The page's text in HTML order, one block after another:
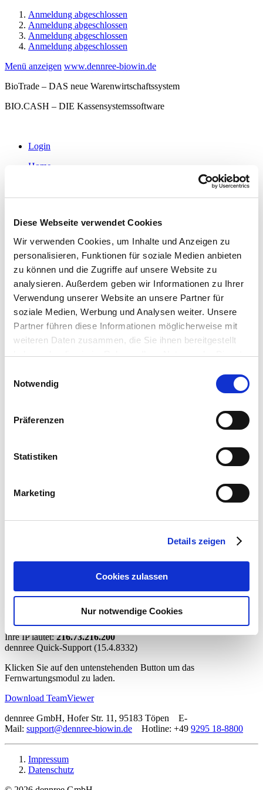
Diese Webseite verwendet Cookies
Wir verwenden Cookies, um Inhalte und Anzeigen zu
personalisieren, Funktionen für soziale Medien anbieten
zu können und die Zugriffe auf unsere Website zu
analysieren. Außerdem geben wir Informationen zu Ihrer
Verwendung unserer Website an unsere Partner für
soziale Medien, Werbung und Analysen weiter. Unsere
Partner führen diese Informationen möglicherweise mit
weiteren Daten zusammen, die Sie ihnen bereitgestellt
haben oder die sie im Rahmen Ihrer Nutzung der Dienste
Notwendig
Präferenzen
Statistiken
Marketing
Details zeigen
Cookies zulassen
Nur notwendige Cookies
Anmeldung abgeschlossen
Anmeldung abgeschlossen
Anmeldung abgeschlossen
Anmeldung abgeschlossen
Menü anzeigen www.dennree-biowin.de
BioTrade – DAS neue Warenwirtschaftssystem
BIO.CASH – DIE Kassensystemssoftware
Login
Home
BioTrade
BIO.CASH
Waagenkommunikation
Hardware
Kassen
Kassen-Peripherie
MDE-Geräte
Zubehör
Service
Support
Kontakt
Newsletter
www.dennree-biowin.de
Anmeldung
Newsletter
Abmeldung
Anmeldung abgeschlossen
Ihre Anmeldung wurde erfolgreich abgeschlossen.
Sie benötigen Support?
Ihre IP lautet:216.73.216.200
dennree Quick-Support (15.4.8332)
Klicken Sie auf den untenstehenden Button um das
Fernwartungsmodul zu laden.
Download TeamViewer
dennree GmbH, Hofer Str. 11, 95183 Töpen E-
Mail: support@dennree-biowin.de Hotline: +49 9295 18-8800
Impressum
Datenschutz